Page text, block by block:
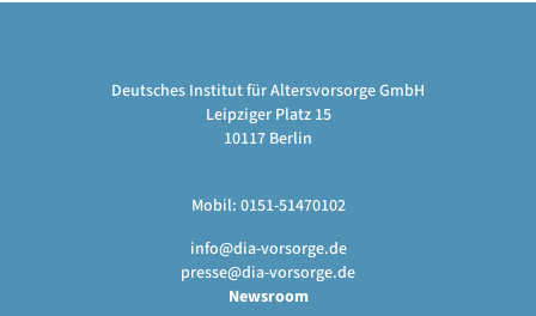
Deutsches Institut für Altersvorsorge GmbH
Leipziger Platz 15
10117 Berlin
Mobil: 0151-51470102
info@dia-vorsorge.de
presse@dia-vorsorge.de
Newsroom